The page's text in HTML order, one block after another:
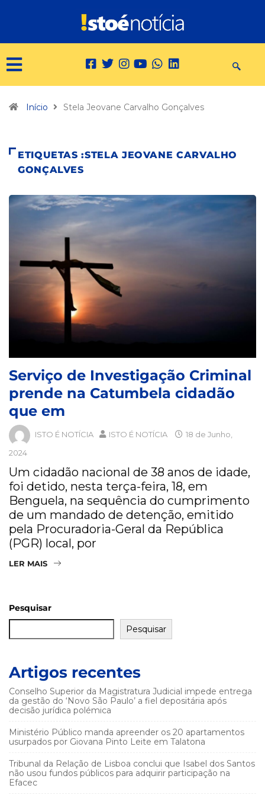
Início Stela Jeovane Carvalho Gonçalves
ETIQUETAS :STELA JEOVANE CARVALHO
GONÇALVES
Serviço de Investigação Criminal
prende na Catumbela cidadão
que em
ISTO É NOTÍCIA ISTO É NOTÍCIA
18 de Junho,
2024
Um cidadão nacional de 38 anos de idade,
foi detido, nesta terça-feira, 18, em
Benguela, na sequência do cumprimento
de um mandado de detenção, emitido
pela Procuradoria-Geral da República
(PGR) local, por
LER MAIS
Pesquisar
Pesquisar
Artigos recentes
Conselho Superior da Magistratura Judicial impede entrega
da gestão do ‘Novo São Paulo’ a fiel depositária após
decisão jurídica polémica
Ministério Público manda apreender os 20 apartamentos
usurpados por Giovana Pinto Leite em Talatona
Tribunal da Relação de Lisboa conclui que Isabel dos Santos
não usou fundos públicos para adquirir participação na
Efacec